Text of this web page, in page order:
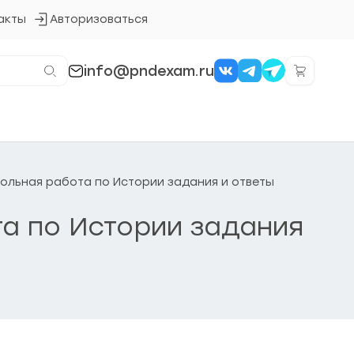
Авторизоваться
Кнопка
info@pndexam.ru
работа по Истории задания и ответы
по Истории задания